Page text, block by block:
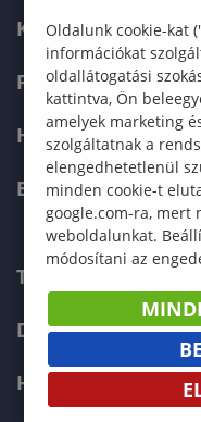
KÉPZÉSEK
FELVÉTELIZŐKNEK
HALLGATÓKNAK
ERASMUS+
TELEFONKÖNYV
DOKUMENTUMOK
HÍREK
Oldalunk cookie-kat
információkat
oldallátogatási
kattintva, Ön
amelyek marketing
szolgáltatnak a
elengedhetetlenül
minden cookie-t
google.com-ra,
weboldalunkat.
módosítani az